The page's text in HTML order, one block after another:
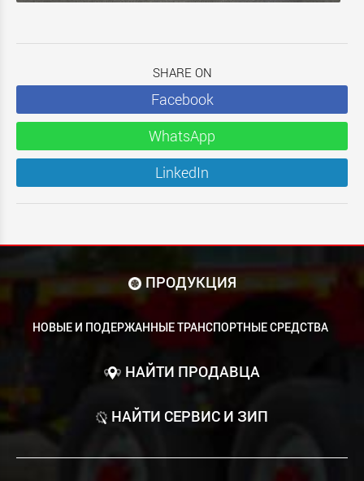
SHARE ON
Facebook
WhatsApp
LinkedIn
ПРОДУКЦИЯ
НОВЫЕ И ПОДЕРЖАННЫЕ ТРАНСПОРТНЫЕ СРЕДСТВА
НАЙТИ ПРОДАВЦА
НАЙТИ СЕРВИС И ЗИП